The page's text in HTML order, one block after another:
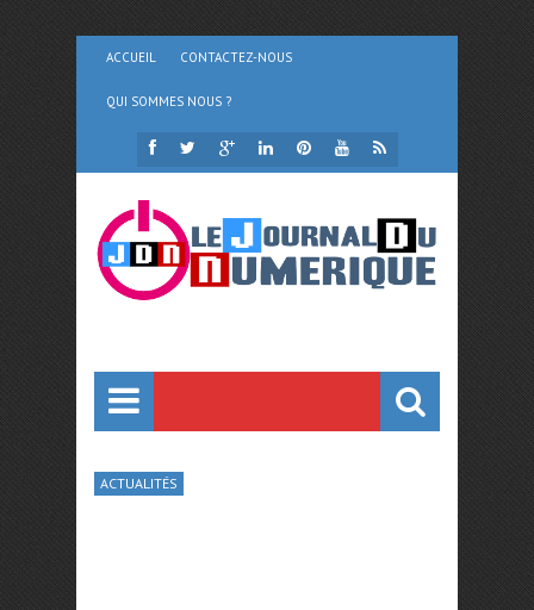
ACCUEIL CONTACTEZ-NOUS
QUI SOMMES NOUS ?
ACTUALITÉS